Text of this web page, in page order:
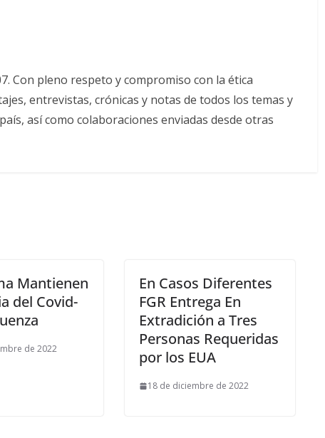
Con pleno respeto y compromiso con la ética
entrevistas, crónicas y notas de todos los temas y
así como colaboraciones enviadas desde otras
Mantienen
del Covid-
de 2022
En Casos Diferentes
FGR Entrega En
Extradición a Tres
Personas Requeridas
por los EUA
18 de diciembre de 2022